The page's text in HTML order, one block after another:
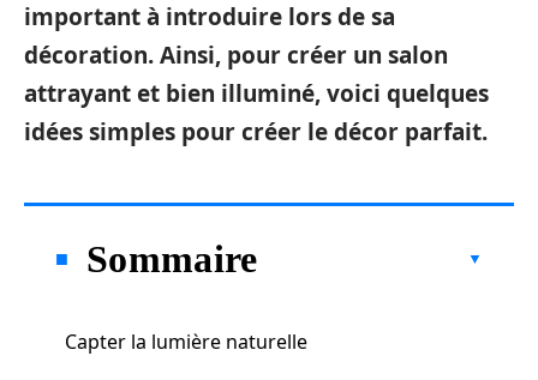
important à introduire lors de sa
décoration. Ainsi, pour créer un salon
attrayant et bien illuminé, voici quelques
idées simples pour créer le décor parfait.
Sommaire
Capter la lumière naturelle